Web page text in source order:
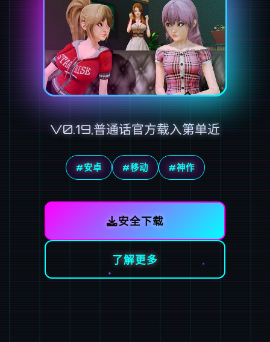
V0.19,普通话官方载入第单近
#安卓 #移动 #神作
安全下载
了解更多